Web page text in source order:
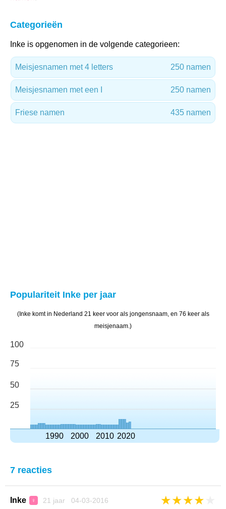
Categorieën
Inke is opgenomen in de volgende categorieen:
Meisjesnamen met 4 letters 250 namen
Meisjesnamen met een I 250 namen
Friese namen 435 namen
Populariteit Inke per jaar
(Inke komt in Nederland 21 keer voor als jongensnaam, en 76 keer als
meisjenaam.)
100
75
50
25
1990 2000 2010 2020
7 reacties
Inke ♀ 21 jaar 04-03-2016 ★★★★